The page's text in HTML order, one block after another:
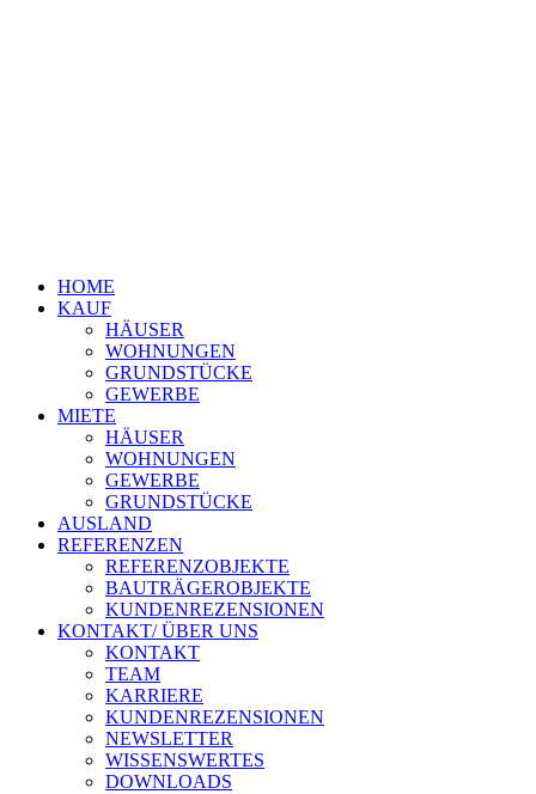
HOME
KAUF
HÄUSER
WOHNUNGEN
GRUNDSTÜCKE
GEWERBE
MIETE
HÄUSER
WOHNUNGEN
GEWERBE
GRUNDSTÜCKE
AUSLAND
REFERENZEN
REFERENZOBJEKTE
BAUTRÄGEROBJEKTE
KUNDENREZENSIONEN
KONTAKT/ ÜBER UNS
KONTAKT
TEAM
KARRIERE
KUNDENREZENSIONEN
NEWSLETTER
WISSENSWERTES
DOWNLOADS